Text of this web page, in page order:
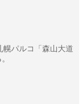
幌パルコ「森山大道